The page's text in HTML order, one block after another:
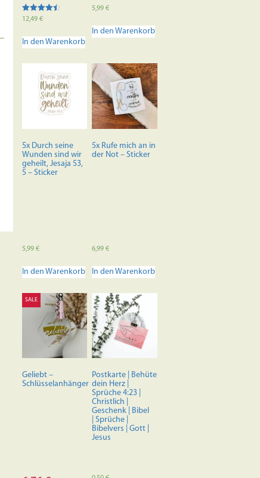
Bewertet
von 5
12,49 €
In den Warenkorb
5,99€
In den Warenkorb
5x Durch seine
Wunden sind wir
geheilt, Jesaja 53,
5 – Sticker
5,99 €
In den Warenkorb
5x Rufe mich an in
der Not – Sticker
6,99€
In den Warenkorb
SALE
Geliebt –
Schlüsselanhänger
Postkarte | Behüte
dein Herz |
Sprüche 4:23 |
Christlich |
Geschenk | Bibel
| Sprüche |
Bibelvers | Gott |
Jesus